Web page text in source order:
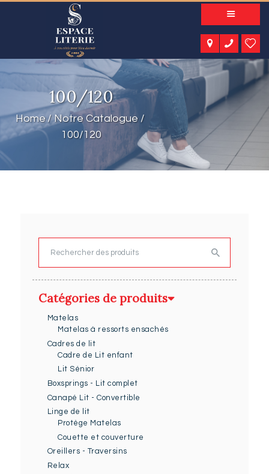
100/120
Home
Notre Catalogue
100/120
A PROPOS
NOS PRODUITS
NOTRE CATALOGUE
ESPACE KIDS
ESPACE SENIORS
ESPACE NATURE
ACTUALITÉS
CONTACT
Rechercher
Catégories de produits
Matelas
Matelas à ressorts ensachés
Cadres de lit
Cadre de Lit enfant
Lit Sénior
Boxsprings - Lit complet
Canapé Lit - Convertible
Linge de lit
Protège Matelas
Couette et couverture
Oreillers - Traversins
Relax